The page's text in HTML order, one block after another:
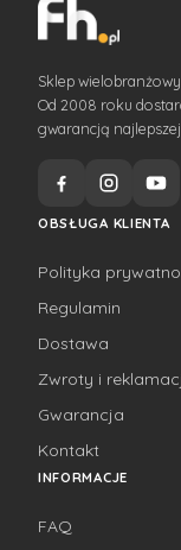
Sklep
Od 2008 roku
gwarancją najlepszej
OBSŁUGA KLIENTA
Polityka
Regulamin
Dostawa
Zwroty i
Gwarancja
Kontakt
INFORMACJE
FAQ